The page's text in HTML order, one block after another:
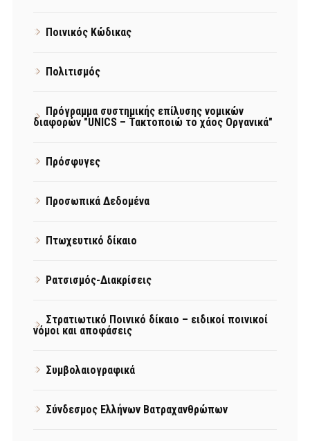
Ποινικός Κώδικας
Πολιτισμός
Πρόγραμμα συστημικής επίλυσης νομικών
διαφορών "UNICS – Τακτοποιώ το χάος Οργανικά"
Πρόσφυγες
Προσωπικά Δεδομένα
Πτωχευτικό δίκαιο
Ρατσισμός-Διακρίσεις
Στρατιωτικό Ποινικό δίκαιο – ειδικοί ποινικοί
νόμοι και αποφάσεις
Συμβολαιογραφικά
Σύνδεσμος Ελλήνων Βατραχανθρώπων